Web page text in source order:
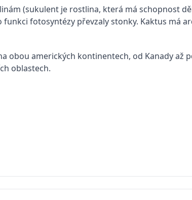
(sukulent je rostlina, která má schopnost
fotosyntézy převzaly stonky. Kaktus má
obou amerických kontinentech, od Kanady až
oblastech.